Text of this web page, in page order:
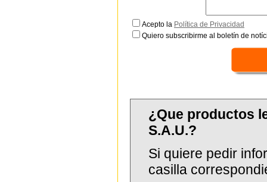
Acepto la Política de Privacidad
Quiero subscribirme al boletín de
¿Que productos
S.A.U.?
Si quiere pedir
casilla